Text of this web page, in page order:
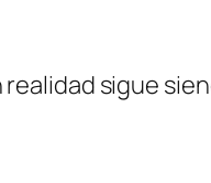
sigue